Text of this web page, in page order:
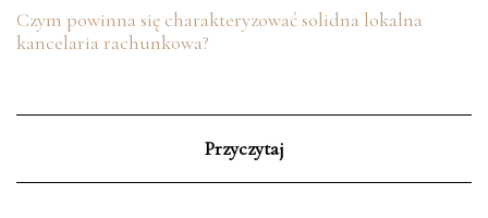
Czym powinna się charakteryzować solidna lokalna
kancelaria rachunkowa?
Przyczytaj